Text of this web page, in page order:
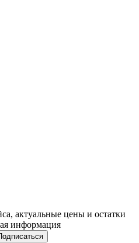
актуальные цены и остатки
информация